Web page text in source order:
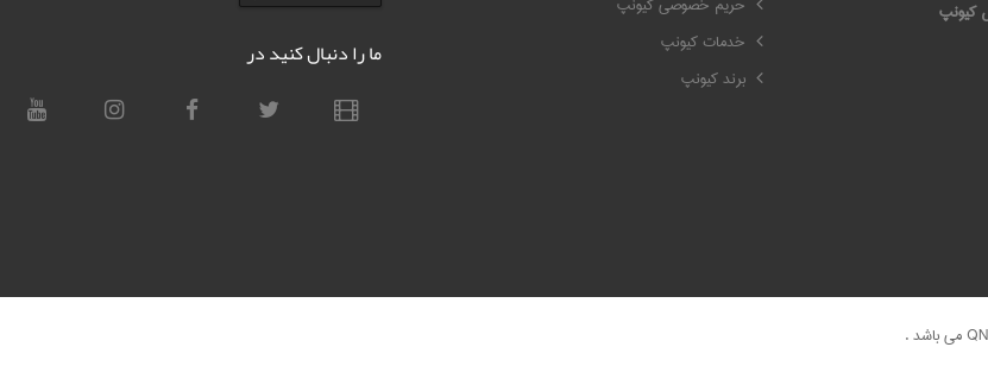
کیونپ
خدمات کیونپ
برند کیونپ
ما را دنبال کنید در